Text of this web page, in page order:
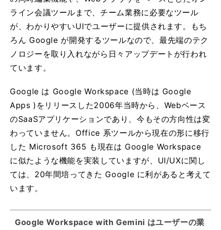
ライン会議ツールまで、チーム業務に必要なツール
が、わかりやすいUIでユーザーに提供されます。もち
ろん Google が開発するツールなので、最先端のテク
ノロジーを取り入れながら日々アップデートが行われ
ています。
Google は Google Workspace (当時は Google
Apps )をリリースした2006年当時から、Webベース
のSaaSアプリケーションであり、今もその方向性は変
わっていません。Office 系ツールから現在の形に移行
した Microsoft 365 も現在は Google Workspace
に似たような機能を実装していますが、UI/UXに関し
ては、20年間培ってきた Google に利があると考えて
います。
Google Workspace with Gemini はユーザーの業